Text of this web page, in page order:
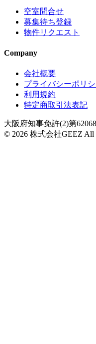
空室問合せ
募集待ち登録
物件リクエスト
Company
会社概要
プライバシーポリ
利用規約
特定商取引法表記
大阪府知事免許(2)第
© 2026 株式会社GEEZ All